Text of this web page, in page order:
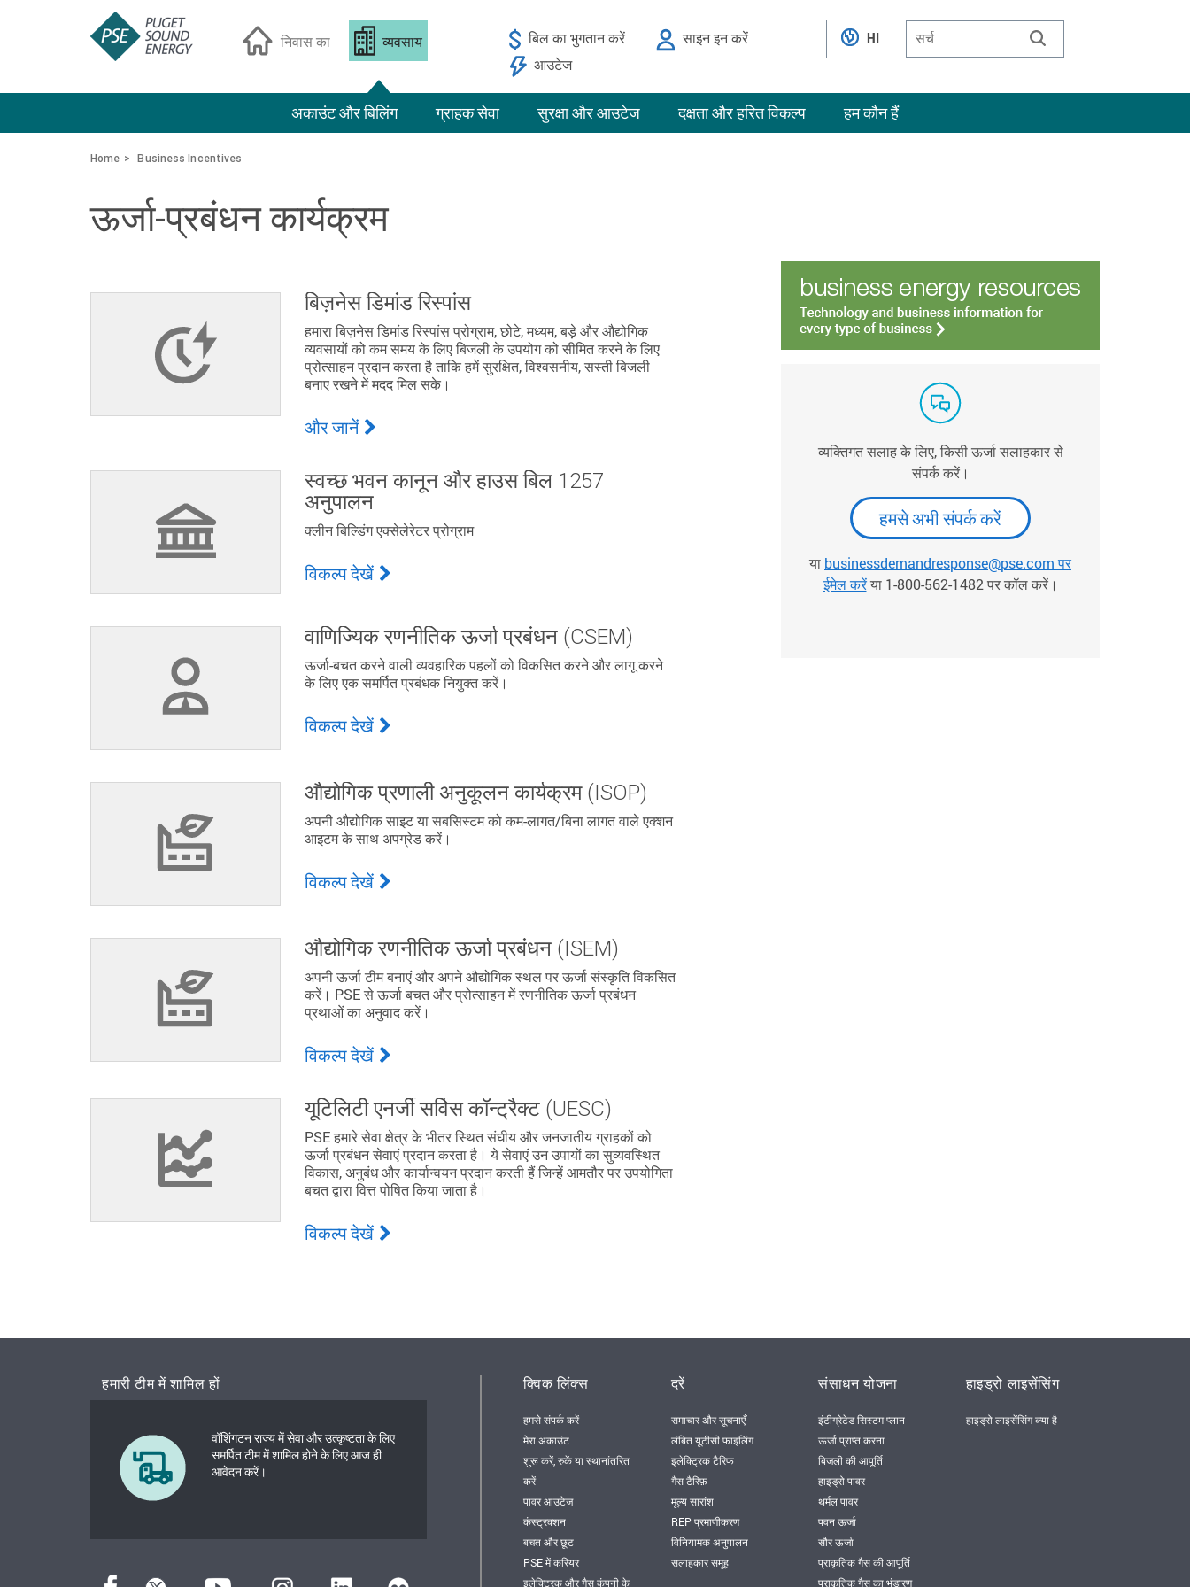
निवास का व्यवसाय
अकाउंट और बिलिंग ग्राहक सेवा सुरक्षा और आउटेज दक्षता और हरित विकल्प हम कौन हैं
बिल का भुगतान करें
साइन इन करें
आउटेज
HI
Home Business Incentives
ऊर्जा-प्रबंधन कार्यक्रम
बिज़नेस डिमांड रिस्पांस
हमारा बिज़नेस डिमांड रिस्पांस प्रोग्राम, छोटे, मध्यम, बड़े और औद्योगिक
व्यवसायों को कम समय के लिए बिजली के उपयोग को सीमित करने के लिए
प्रोत्साहन प्रदान करता है ताकि हमें सुरक्षित, विश्वसनीय, सस्ती बिजली
बनाए रखने में मदद मिल सके।
और जानें
स्वच्छ भवन कानून और हाउस बिल 1257
अनुपालन
क्लीन बिल्डिंग एक्सेलेरेटर प्रोग्राम
विकल्प देखें
वाणिज्यिक रणनीतिक ऊर्जा प्रबंधन (CSEM)
ऊर्जा-बचत करने वाली व्यवहारिक पहलों को विकसित करने और लागू करने
के लिए एक समर्पित प्रबंधक नियुक्त करें।
विकल्प देखें
औद्योगिक प्रणाली अनुकूलन कार्यक्रम (ISOP)
अपनी औद्योगिक साइट या सबसिस्टम को कम-लागत/बिना लागत वाले एक्शन
आइटम के साथ अपग्रेड करें।
विकल्प देखें
औद्योगिक रणनीतिक ऊर्जा प्रबंधन (ISEM)
अपनी ऊर्जा टीम बनाएं और अपने औद्योगिक स्थल पर ऊर्जा संस्कृति विकसित
करें। PSE से ऊर्जा बचत और प्रोत्साहन में रणनीतिक ऊर्जा प्रबंधन
प्रथाओं का अनुवाद करें।
विकल्प देखें
यूटिलिटी एनर्जी सर्विस कॉन्ट्रैक्ट (UESC)
PSE हमारे सेवा क्षेत्र के भीतर स्थित संघीय और जनजातीय ग्राहकों को
ऊर्जा प्रबंधन सेवाएं प्रदान करता है। ये सेवाएं उन उपायों का सुव्यवस्थित
विकास, अनुबंध और कार्यान्वयन प्रदान करती हैं जिन्हें आमतौर पर उपयोगिता
बचत द्वारा वित्त पोषित किया जाता है।
विकल्प देखें
व्यक्तिगत सलाह के लिए, किसी ऊर्जा सलाहकार से
संपर्क करें।
हमसे अभी संपर्क करें
या businessdemandresponse@pse.com पर
ईमेल करेंया 1-800-562-1482 पर कॉल करें।
हमारी टीम में शामिल हों
वॉशिंगटन राज्य में सेवा और उत्कृष्टता के लिए
समर्पित टीम में शामिल होने के लिए आज ही
आवेदन करें।
क्विक लिंक्स
हमसे संपर्क करें
मेरा अकाउंट
शुरू करें, रुकें या स्थानांतरित
करें
पावर आउटेज
कंस्ट्रक्शन
बचत और छूट
PSE में करियर
इलेक्ट्रिक और गैस कंपनी के
दरें
समाचार और सूचनाएँ
लंबित यूटीसी फाइलिंग
इलेक्ट्रिक टैरिफ
गैस टैरिफ़
मूल्य सारांश
REP प्रमाणीकरण
विनियामक अनुपालन
सलाहकार समूह
संसाधन योजना
इंटीग्रेटेड सिस्टम प्लान
ऊर्जा प्राप्त करना
बिजली की आपूर्ति
हाइड्रो पावर
थर्मल पावर
पवन ऊर्जा
सौर ऊर्जा
प्राकृतिक गैस की आपूर्ति
प्राकृतिक गैस का भंडारण
हाइड्रो लाइसेंसिंग
हाइड्रो लाइसेंसिंग क्या है